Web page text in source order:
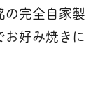
の完全自家製
お好み焼きに